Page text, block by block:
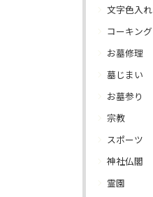
文字色入れ
コーキング
お墓修理
墓じまい
お墓参り
宗教
スポーツ
神社仏閣
霊園